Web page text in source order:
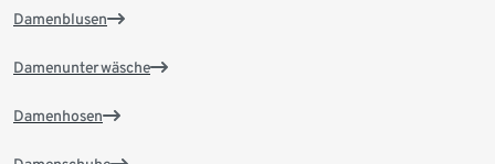
Damenblusen
Damenunterwäsche
Damenhosen